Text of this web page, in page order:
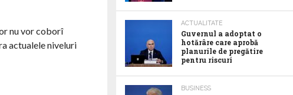
nu vor coborî
actualele niveluri
ACTUALITATE
Guvernul a adoptat o
hotărâre care aprobă
planurile de pregătire
pentru riscuri
BUSINESS